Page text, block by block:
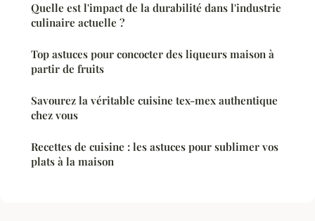
Quelle est l'impact de la durabilité dans l'industrie
culinaire actuelle ?
Top astuces pour concocter des liqueurs maison à
partir de fruits
Savourez la véritable cuisine tex-mex authentique
chez vous
Recettes de cuisine : les astuces pour sublimer vos
plats à la maison